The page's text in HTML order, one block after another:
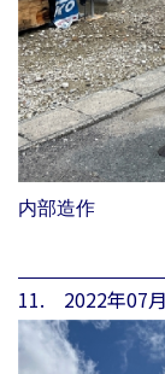
内部造作
11. 2022年07